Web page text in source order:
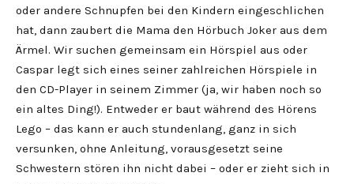
oder andere Schnupfen bei den Kindern eingeschlichen
hat, dann zaubert die Mama den Hörbuch Joker aus dem
Ärmel. Wir suchen gemeinsam ein Hörspiel aus oder
Caspar legt sich eines seiner zahlreichen Hörspiele in
den CD-Player in seinem Zimmer (ja, wir haben noch so
ein altes Ding!). Entweder er baut während des Hörens
Lego – das kann er auch stundenlang, ganz in sich
versunken, ohne Anleitung, vorausgesetzt seine
Schwestern stören ihn nicht dabei – oder er zieht sich in